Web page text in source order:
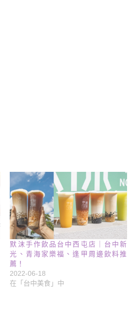
默沫手作飲品台中西屯店｜台中新
光、青海家樂福、逢甲周邊飲料推
薦！
2022-06-18
在「台中美食」中